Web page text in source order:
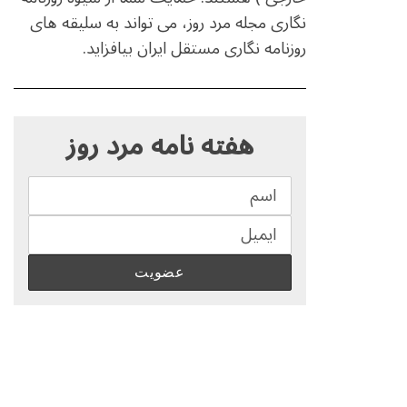
نگاری مجله مرد روز، می تواند به سلیقه های
روزنامه نگاری مستقل ایران بیافزاید.
هفته نامه مرد روز
S
r
c
f
r